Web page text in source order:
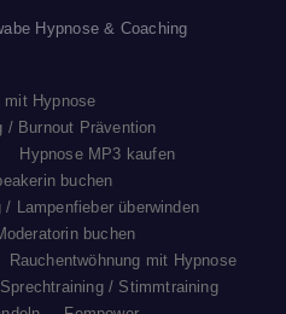
Hypnose & Coaching
mit Hypnose
/ Burnout Prävention
Hypnose MP3 kaufen
buchen
/ Lampenfieber überwinden
buchen
Rauchentwöhnung mit Hypnose
Sprechtraining / Stimmtraining